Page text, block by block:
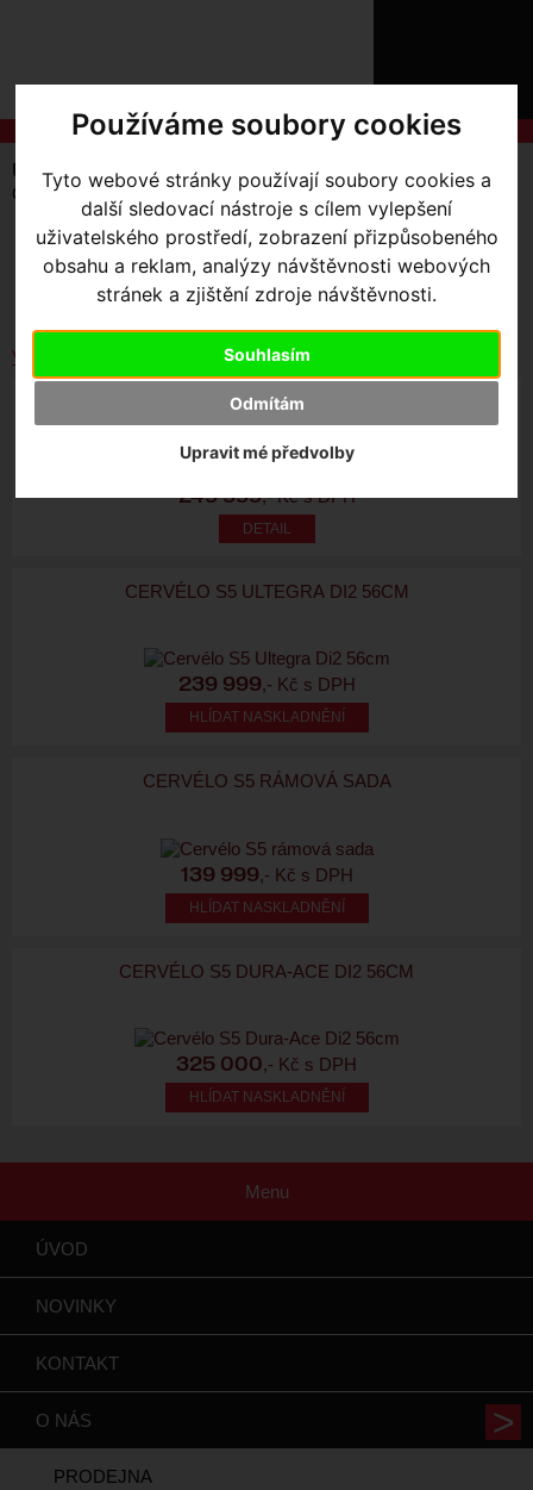
Používáme soubory cookies
Tyto webové stránky používají soubory cookies a
další sledovací nástroje s cílem vylepšení
uživatelského prostředí, zobrazení přizpůsobeného
obsahu a reklam, analýzy návštěvnosti webových
stránek a zjištění zdroje návštěvnosti.
Souhlasím
Odmítám
Upravit mé předvolby
NÁSO
NÁKUPU
SLUŽBY
ZTRATILI
Úvodní strana Kola Silniční a Gravel Silnice
Cervélo S5
SKLADEM V OLOMOUCI
Seřadit podle:
Ceny
Názvu Data
Vybrat dle výrobce
CERVÉLO S5 2026 SRAM FORCE AXS 56CM
249 999,- Kč s DPH
CERVÉLO S5 ULTEGRA DI2 56CM
239 999,- Kč s DPH
HLÍDAT NASKLADNĚNÍ
CERVÉLO S5 RÁMOVÁ SADA
139 999,- Kč s DPH
HLÍDAT NASKLADNĚNÍ
CERVÉLO S5 DURA-ACE DI2 56CM
325 000,- Kč s DPH
HLÍDAT NASKLADNĚNÍ
Menu
ÚVOD
NOVINKY
KONTAKT
O NÁS
PRODEJNA